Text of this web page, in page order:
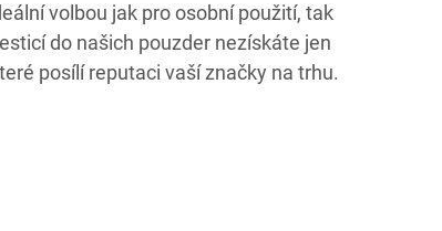
volbou jak pro osobní použití, tak
do našich pouzder nezískáte jen
posílí reputaci vaší značky na trhu.